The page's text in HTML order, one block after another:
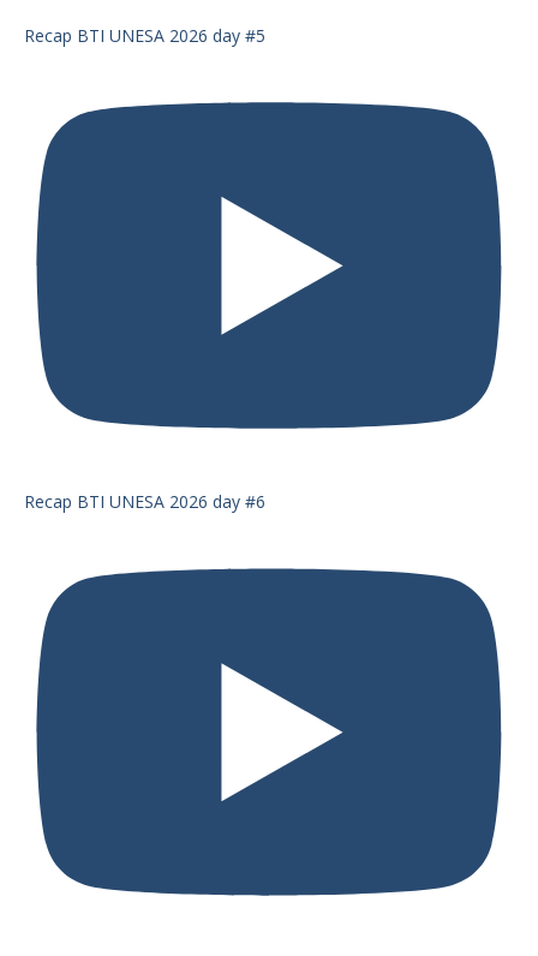
Recap BTI UNESA 2026 day #5
Recap BTI UNESA 2026 day #6